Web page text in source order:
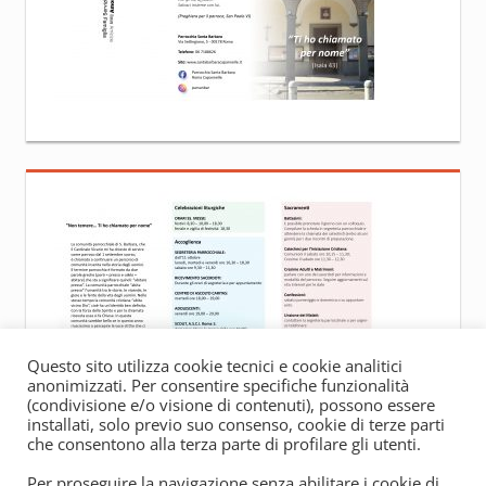
Questo sito utilizza cookie tecnici e cookie analitici
anonimizzati. Per consentire specifiche funzionalità
(condivisione e/o visione di contenuti), possono essere
installati, solo previo suo consenso, cookie di terze parti
che consentono alla terza parte di profilare gli utenti.